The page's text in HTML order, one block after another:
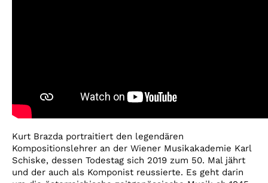
Kurt Brazda portraitiert den legendären
Kompositionslehrer an der Wiener Musikakademie Karl
Schiske, dessen Todestag sich 2019 zum 50. Mal jährt
und der auch als Komponist reussierte. Es geht darin